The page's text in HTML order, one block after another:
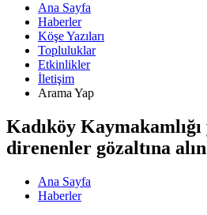
Ana Sayfa
Haberler
Köşe Yazıları
Topluluklar
Etkinlikler
İletişim
Arama Yap
Kadıköy Kaymakamlığı
direnenler gözaltına
Ana Sayfa
Haberler